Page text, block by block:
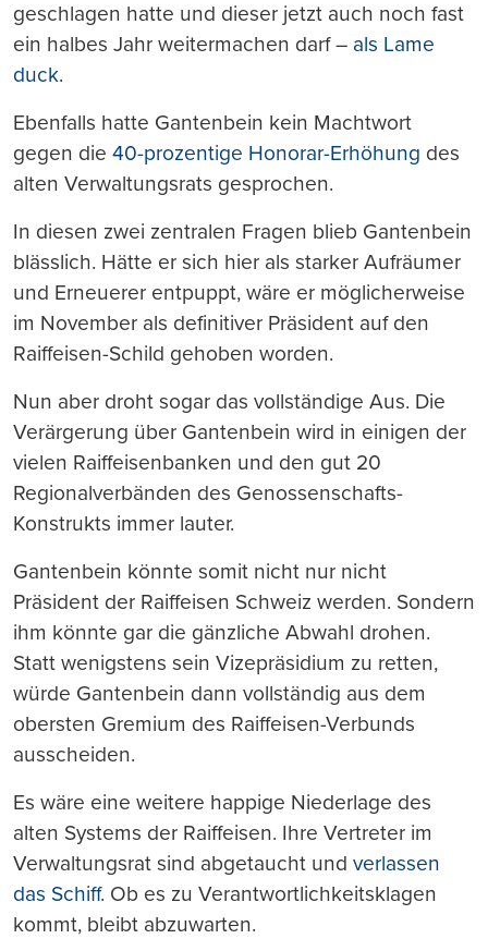
geschlagen hatte und dieser jetzt auch noch fast
ein halbes Jahr weitermachen darf – als Lame
duck.
Ebenfalls hatte Gantenbein kein Machtwort
gegen die 40-prozentige Honorar-Erhöhung des
alten Verwaltungsrats gesprochen.
In diesen zwei zentralen Fragen blieb Gantenbein
blässlich. Hätte er sich hier als starker Aufräumer
und Erneuerer entpuppt, wäre er möglicherweise
im November als definitiver Präsident auf den
Raiffeisen-Schild gehoben worden.
Nun aber droht sogar das vollständige Aus. Die
Verärgerung über Gantenbein wird in einigen der
vielen Raiffeisenbanken und den gut 20
Regionalverbänden des Genossenschafts-
Konstrukts immer lauter.
Gantenbein könnte somit nicht nur nicht
Präsident der Raiffeisen Schweiz werden. Sondern
ihm könnte gar die gänzliche Abwahl drohen.
Statt wenigstens sein Vizepräsidium zu retten,
würde Gantenbein dann vollständig aus dem
obersten Gremium des Raiffeisen-Verbunds
ausscheiden.
Es wäre eine weitere happige Niederlage des
alten Systems der Raiffeisen. Ihre Vertreter im
Verwaltungsrat sind abgetaucht und verlassen
das Schiff. Ob es zu Verantwortlichkeitsklagen
kommt, bleibt abzuwarten.